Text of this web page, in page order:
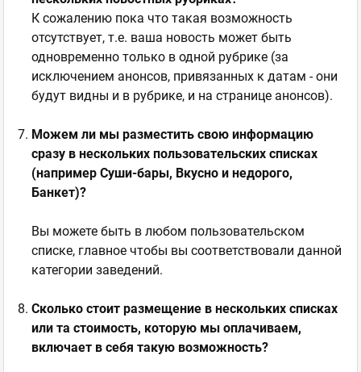
К сожалению пока что такая возможность
отсутствует, т.е. ваша новость может быть
одновременно только в одной рубрике (за
исключением анонсов, привязанных к датам - они
будут видны и в рубрике, и на странице анонсов).
Можем ли мы разместить свою информацию
сразу в нескольких пользовательских списках
(например Суши-бары, Вкусно и недорого,
Банкет)?
Вы можете быть в любом пользовательском
списке, главное чтобы вы соответствовали данной
категории заведений.
Сколько стоит размещение в нескольких списках
или та стоимость, которую мы оплачиваем,
включает в себя такую возможность?